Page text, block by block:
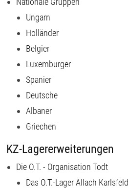
Ungarn
Holländer
Belgier
Luxemburger
Spanier
Deutsche
Albaner
Griechen
KZ-Lagererweiterungen
Die O.T. - Organisation Todt
Das O.T.-Lager Allach Karlsfeld